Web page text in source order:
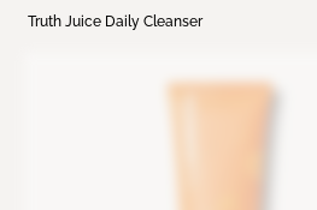
Truth Juice Daily Cleanser